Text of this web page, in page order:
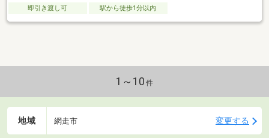
即引き渡し可 駅から徒歩1分以内
1～10 件
地域 網走市 変更する